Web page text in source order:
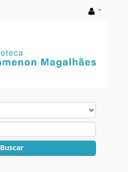
Buscar